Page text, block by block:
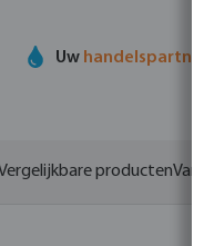
Uw handelspartner
producten